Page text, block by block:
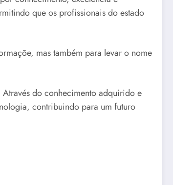
que os profissionais do estado
mas também para levar o nome
do conhecimento adquirido e
contribuindo para um futuro